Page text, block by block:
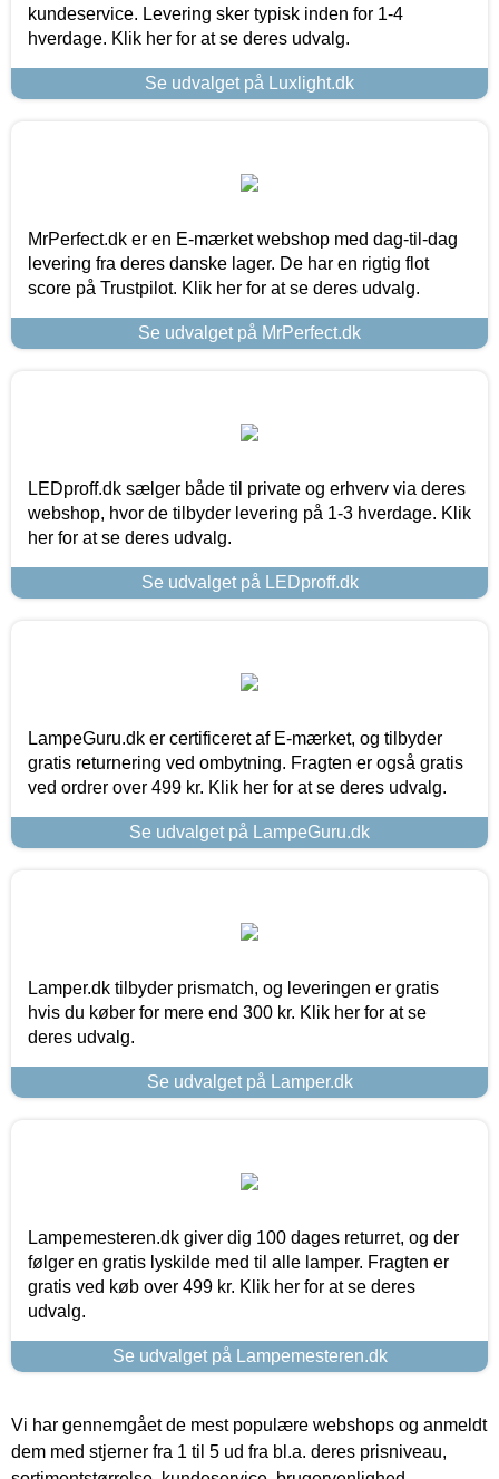
kundeservice. Levering sker typisk inden for 1-4
hverdage. Klik her for at se deres udvalg.
Se udvalget på Luxlight.dk
MrPerfect.dk er en E-mærket webshop med dag-til-dag
levering fra deres danske lager. De har en rigtig flot
score på Trustpilot. Klik her for at se deres udvalg.
Se udvalget på MrPerfect.dk
LEDproff.dk sælger både til private og erhverv via deres
webshop, hvor de tilbyder levering på 1-3 hverdage. Klik
her for at se deres udvalg.
Se udvalget på LEDproff.dk
LampeGuru.dk er certificeret af E-mærket, og tilbyder
gratis returnering ved ombytning. Fragten er også gratis
ved ordrer over 499 kr. Klik her for at se deres udvalg.
Se udvalget på LampeGuru.dk
Lamper.dk tilbyder prismatch, og leveringen er gratis
hvis du køber for mere end 300 kr. Klik her for at se
deres udvalg.
Se udvalget på Lamper.dk
Lampemesteren.dk giver dig 100 dages returret, og der
følger en gratis lyskilde med til alle lamper. Fragten er
gratis ved køb over 499 kr. Klik her for at se deres
udvalg.
Se udvalget på Lampemesteren.dk
Vi har gennemgået de mest populære webshops og anmeldt
dem med stjerner fra 1 til 5 ud fra bl.a. deres prisniveau,